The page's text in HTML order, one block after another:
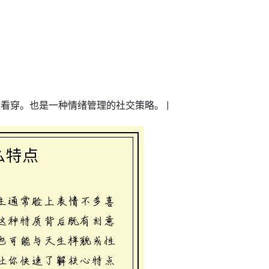
穿。也是一种情绪管理的社交策略。 |